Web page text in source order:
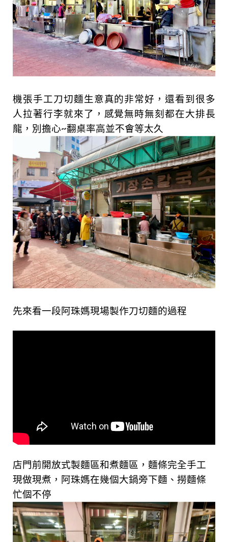
機張手工刀切麵生意真的非常好，還看到很多
人拉著行李就來了，感覺無時無刻都在大排長
龍，別擔心~翻桌率高並不會等太久
先來看一段阿珠媽現場製作刀切麵的過程
店門前開放式製麵區和煮麵區，麵條完全手工
現做現煮，阿珠媽在幾個大鍋旁下麵、撈麵條
忙個不停